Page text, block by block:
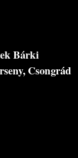
Bárki
Csongrád